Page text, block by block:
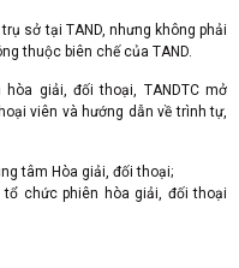
sở tại TAND, nhưng không phải
thuộc biên chế của TAND.
giải, đối thoại, TANDTC mở
viên và hướng dẫn về trình tự,
tâm Hòa giải, đối thoại;
chức phiên hòa giải, đối thoại